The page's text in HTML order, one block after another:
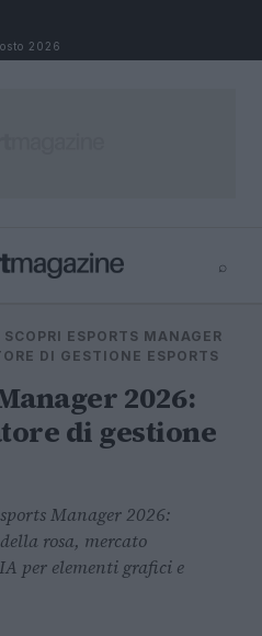
2026
⌕
⌕
SCOPRI ESPORTS MANAGER
DI GESTIONE ESPORTS
2026:
di gestione
Manager 2026:
rosa, mercato
per elementi grafici e